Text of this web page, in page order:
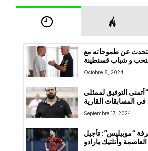
يتحدث عن طموحاته مع
و شباب قسنطينة
Octobre 8, 2024
التوفيق لممثلي
Septembre 17, 2024
“موبيليس”: تأجيل
العاصمة وأتلتيك بارادو